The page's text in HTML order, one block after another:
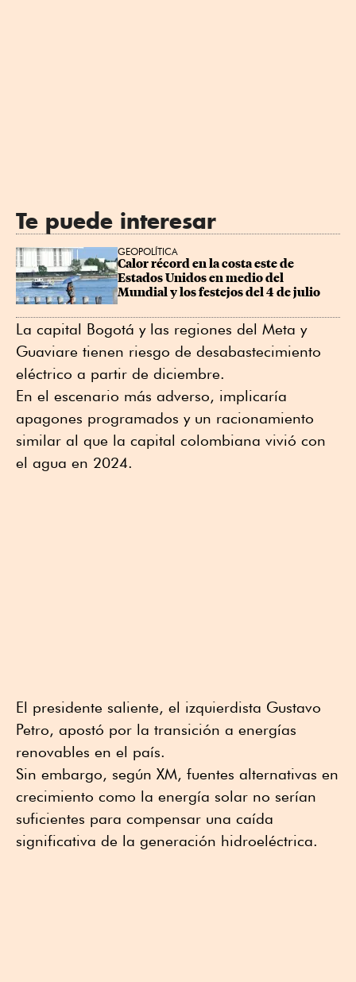
Te puede interesar
GEOPOLÍTICA
Calor récord en la costa este de
Estados Unidos en medio del
Mundial y los festejos del 4 de julio
La capital Bogotá y las regiones del Meta y
Guaviare tienen riesgo de desabastecimiento
eléctrico a partir de diciembre.
En el escenario más adverso, implicaría
apagones programados y un racionamiento
similar al que la capital colombiana vivió con
el agua en 2024.
El presidente saliente, el izquierdista Gustavo
Petro, apostó por la transición a energías
renovables en el país.
Sin embargo, según XM, fuentes alternativas en
crecimiento como la energía solar no serían
suficientes para compensar una caída
significativa de la generación hidroeléctrica.